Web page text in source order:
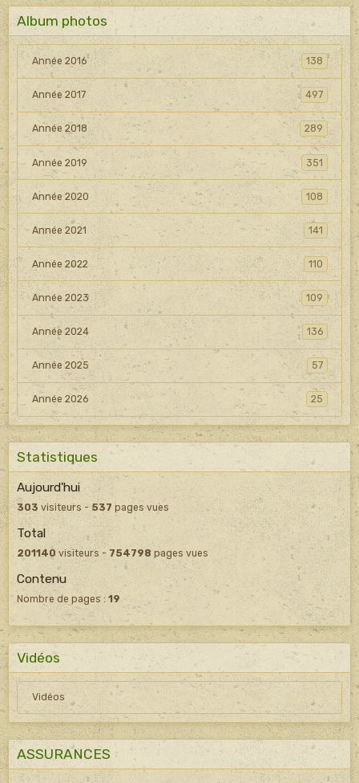
Album photos
Année 2016 138
Année 2017 497
Année 2018 289
Année 2019 351
Année 2020 108
Année 2021 141
Année 2022 110
Année 2023 109
Année 2024 136
Année 2025 57
Année 2026 25
Statistiques
Aujourd'hui
303 visiteurs - 537 pages vues
Total
201140visiteurs - 754798 pages vues
Contenu
Nombre de pages :19
Vidéos
Vidéos
ASSURANCES